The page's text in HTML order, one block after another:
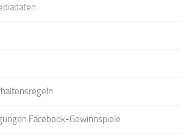
Facebook-Gewinnspiele